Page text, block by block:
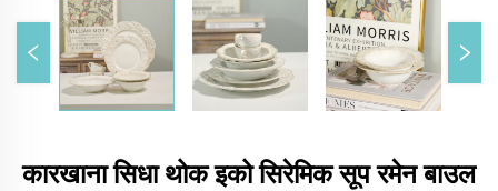
कारखाना सिधा थोक इको सिरेमिक सूप रमेन बाउल